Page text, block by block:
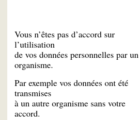
Vous n’êtes pas d’accord sur
l’utilisation
de vos données personnelles par un
organisme.
Par exemple vos données ont été
transmises
à un autre organisme sans votre
accord.